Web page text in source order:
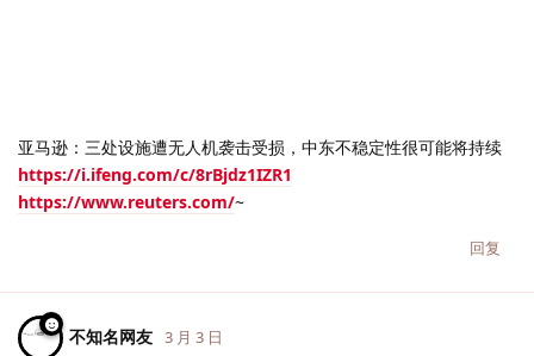
亚马逊：三处设施遭无人机袭击受损，中东不稳定性很可能将持续
https://i.ifeng.com/c/8rBjdz1IZR1
https://www.reuters.com/~
回复
不知名网友 3 月 3 日